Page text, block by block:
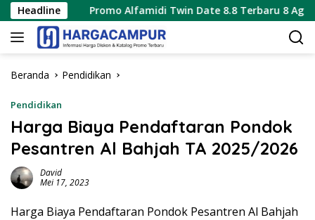
Langsung
ke
konten
Headline
Promo Alfamidi Twin Date 8.8 Terbaru 8 Agustus 2026
Beranda Pendidikan
Pendidikan
Harga Biaya Pendaftaran Pondok
Pesantren Al Bahjah TA 2025/2026
David
Mei 17, 2023
Harga Biaya Pendaftaran Pondok Pesantren Al Bahjah